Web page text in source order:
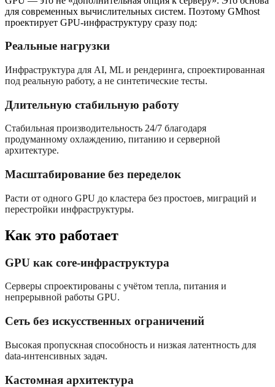
для современных вычислительных систем. Поэтому GMhost
проектирует GPU-инфраструктуру сразу под:
Реальные нагрузки
Инфраструктура для AI, ML и рендеринга, спроектированная
под реальную работу, а не синтетические тесты.
Длительную стабильную работу
Стабильная производительность 24/7 благодаря
продуманному охлаждению, питанию и серверной
архитектуре.
Масштабирование без переделок
Расти от одного GPU до кластера без простоев, миграций и
перестройки инфраструктуры.
Как это работает
GPU как core-инфраструктура
Серверы спроектированы с учётом тепла, питания и
непрерывной работы GPU.
Сеть без искусственных ограничений
Высокая пропускная способность и низкая латентность для
data-интенсивных задач.
Кастомная архитектура